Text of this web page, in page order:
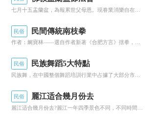
七月十五盂蘭盆，為報累世父母恩。現眷業消樂自在，先亡罪減離苦輪。------昌義大和尚法會2019年8月15日是農曆七月十五盂蘭盆節。山西大同廣靈極樂寺隆重舉行了“盂蘭盆法會”，法會現場數百人随喜參加，共享法益。上午極樂寺大雄寶殿大衆雲集，...
民俗 民間傳統南枝拳
民俗 民族舞蹈5大特點
民俗 麗江适合幾月份去